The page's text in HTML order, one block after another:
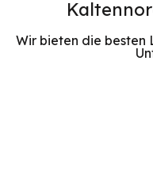
Wir bieten die besten